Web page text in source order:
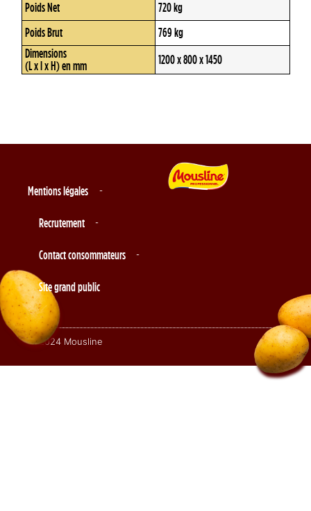
Poids Net
720 kg
Poids Brut
769 kg
Dimensions
(L x l x H) en mm
1200 x 800 x 1450
Mentions légales
Recrutement
Contact consommateurs
Site grand public
© 2024 Mousline